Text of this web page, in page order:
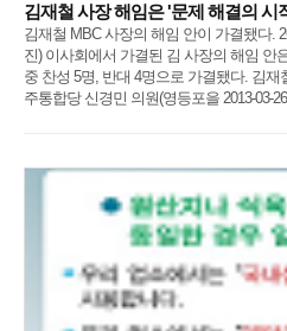
김재철 사장 해임은 '문제 해결의 시
김재철 MBC 사장의 해임 안이 가결됐다.
진) 이사회에서 가결된 김 사장의 해임 안
중 찬성 5명, 반대 4명으로 가결됐다. 김
주통합당 신경민 의원(영등포을 2013-03-